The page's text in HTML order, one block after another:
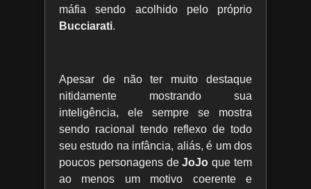
máfia sendo acolhido pelo próprio
Bucciarati.
Apesar de não ter muito destaque
nitidamente mostrando sua
inteligência, ele sempre se mostra
sendo racional tendo reflexo de todo
seu estudo na infância, aliás, é um dos
poucos personagens deJoJo que tem
ao menos um motivo coerente e